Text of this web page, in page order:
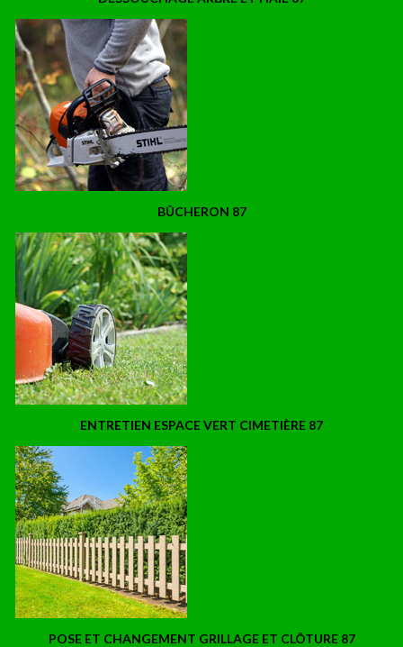
BÛCHERON 87
ENTRETIEN ESPACE VERT CIMETIÈRE 87
POSE ET CHANGEMENT GRILLAGE ET CLÔTURE 87